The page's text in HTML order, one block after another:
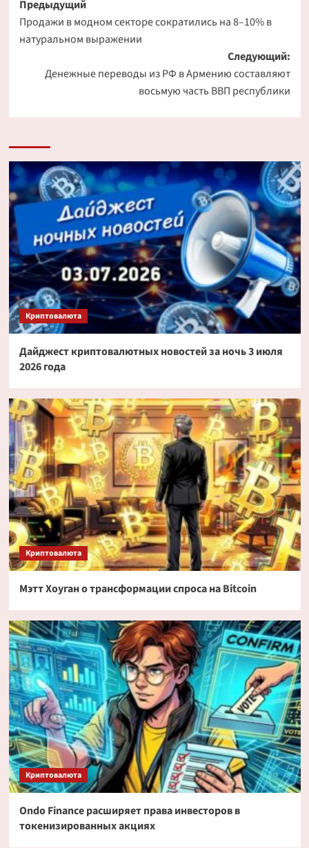
Навигация
записи
Предыдущий
Продажи в модном секторе сократились на 8–10% в
натуральном выражении
Следующий:
Денежные переводы из РФ в Армению составляют
восьмую часть ВВП республики
Криптовалюта
Дайджест криптовалютных новостей за ночь 3 июля
2026 года
Криптовалюта
Мэтт Хоуган о трансформации спроса на Bitcoin
Криптовалюта
Ondo Finance расширяет права инвесторов в
токенизированных акциях